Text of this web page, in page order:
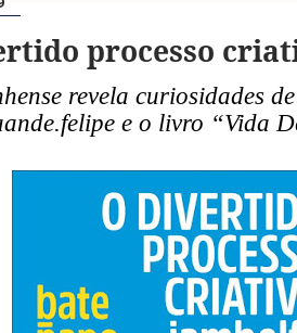
processo
revela curiosidades
e o livro “Vida